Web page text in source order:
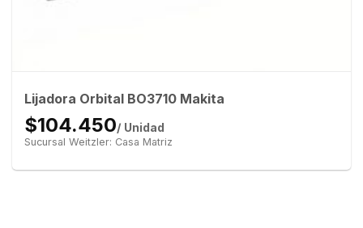
Lijadora Orbital BO3710 Makita
$104.450/ Unidad
Sucursal Weitzler: Casa Matriz